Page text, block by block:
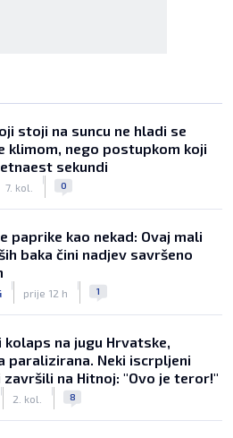
stoji na suncu ne hladi se
klimom, nego postupkom koji
sekundi
7. kol. 0
paprike kao nekad: Ovaj mali
baka čini nadjev savršeno
prije 12 h 1
kolaps na jugu Hrvatske,
paralizirana. Neki iscrpljeni
završili na Hitnoj: "Ovo je teror!"
2. kol. 8